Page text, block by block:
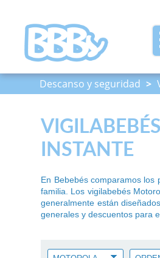
Descanso y seguridad >
INSTANTE
En Bebebés comparamos
familia. Los vigilabebés
generalmente están
generales y descuentos para